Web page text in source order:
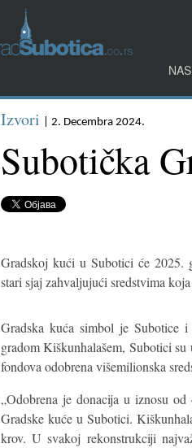
Izvori | 2. Decembra 2024.
Subotička
Gradskoj kući u Subotici će 2025.
stari sjaj zahvaljujući sredstvima
Gradska kuća simbol je Subotice
gradom Kiškunhalašem, Subotici
fondova odobrena višemilionska
„Odobrena je donacija u iznosu
Gradske kuće u Subotici.
krov. U svakoj rekonstrukciji